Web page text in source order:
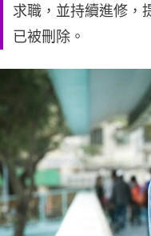
求職，並持續進修，
已被刪除。